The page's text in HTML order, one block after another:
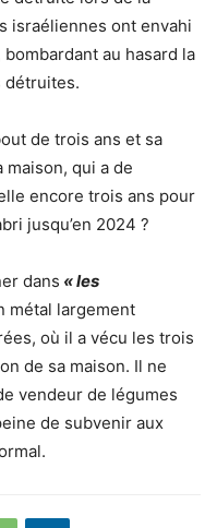
israéliennes ont envahi
au hasard la
détruites.
de trois ans et sa
maison, qui a de
encore trois ans pour
jusqu’en 2024 ?
dans « les
métal largement
où il a vécu les trois
de sa maison. Il ne
vendeur de légumes
de subvenir aux